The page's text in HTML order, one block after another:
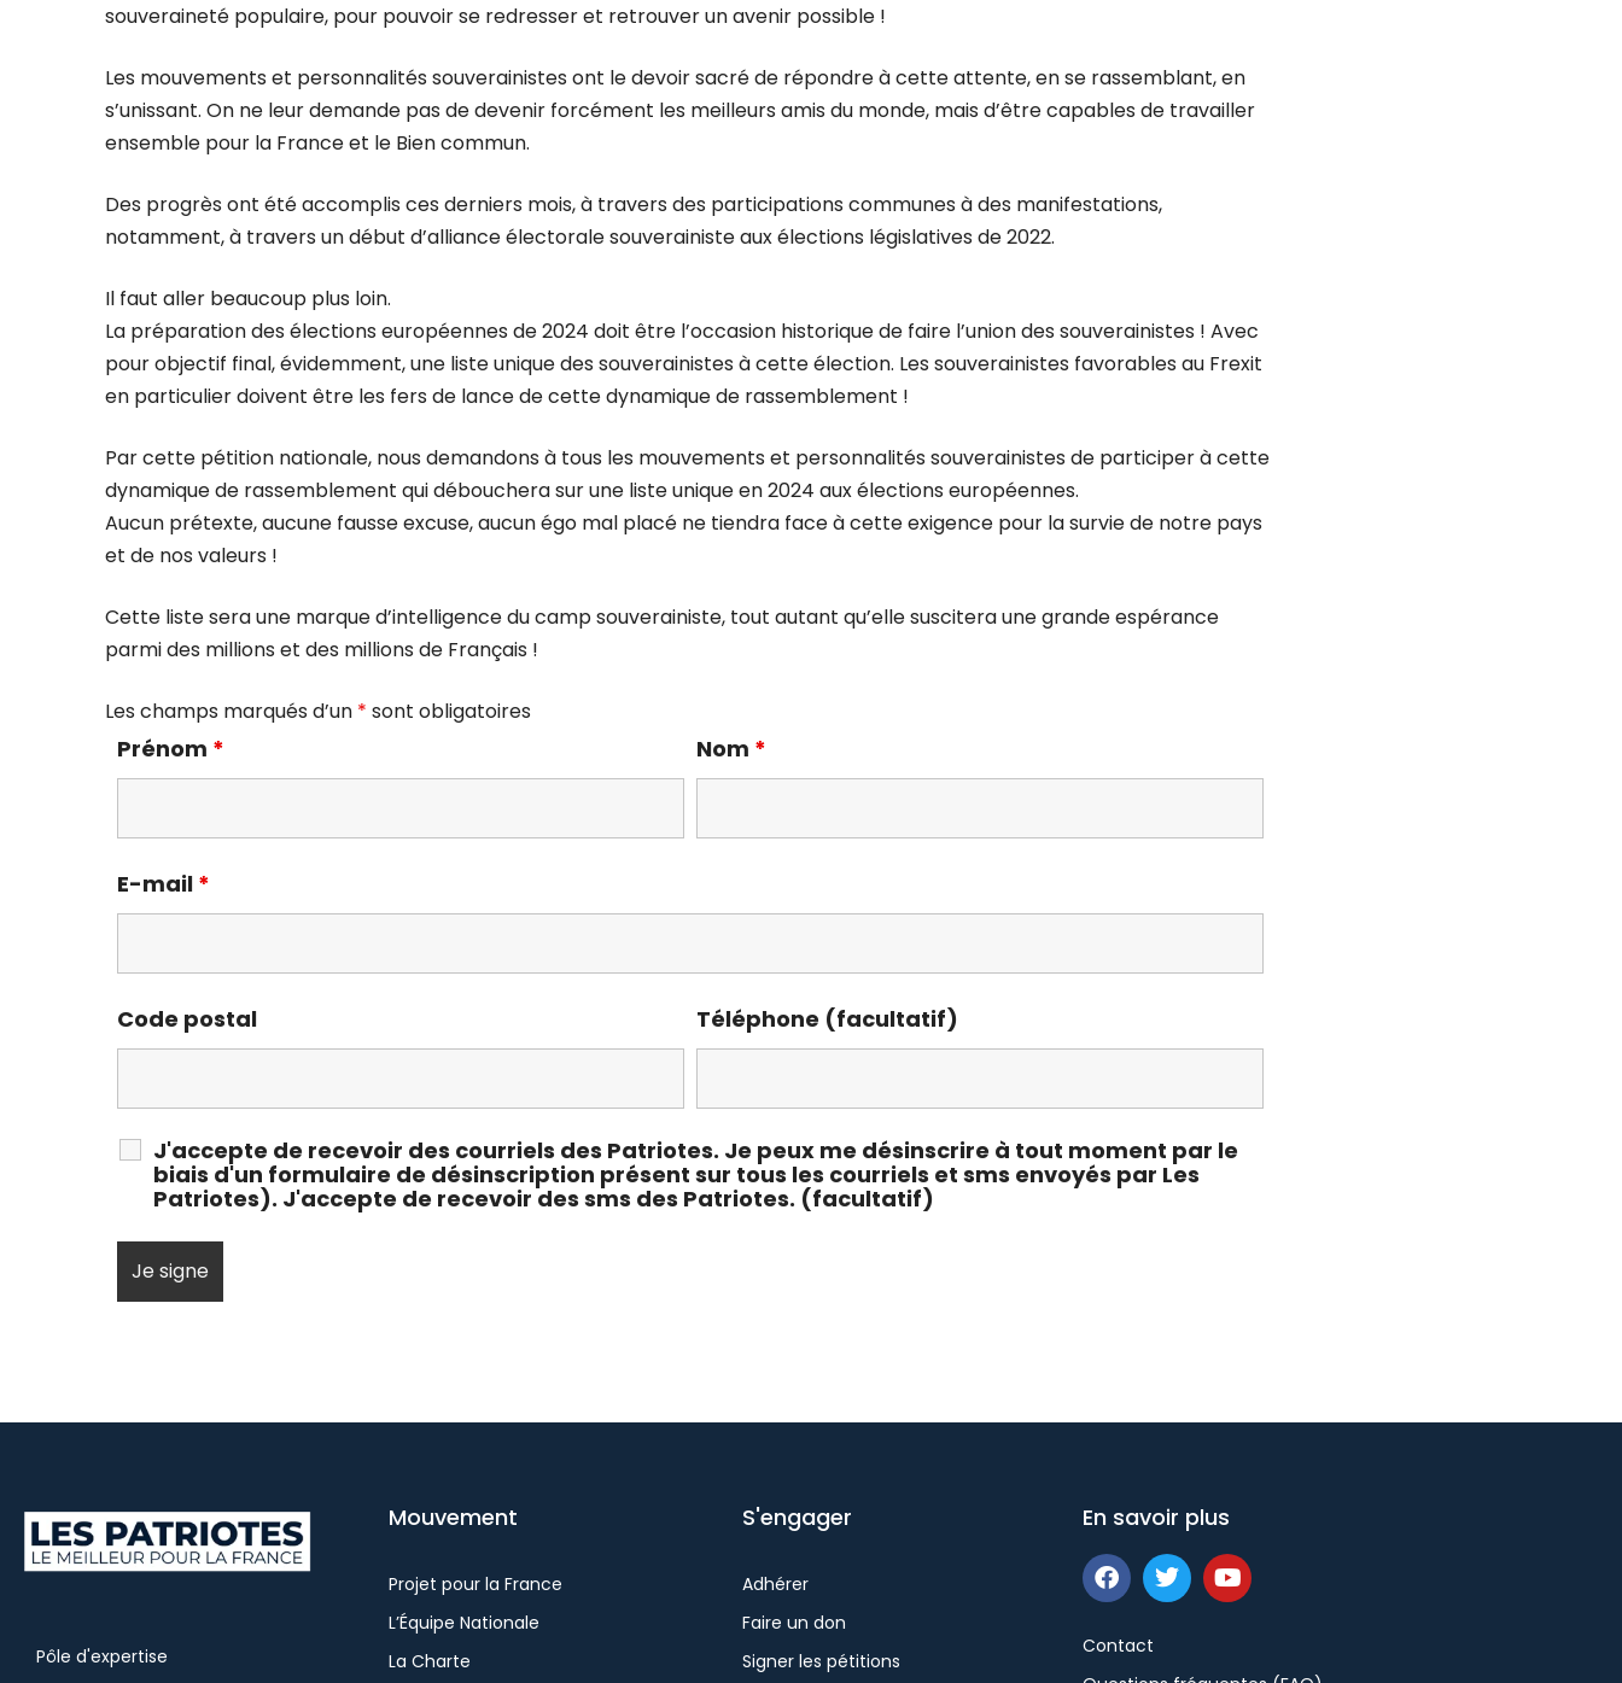
souveraineté populaire, pour pouvoir se redresser et retrouver un avenir possible !
Les mouvements et personnalités souverainistes ont le devoir sacré de répondre à cette attente, en se rassemblant, en
s’unissant. On ne leur demande pas de devenir forcément les meilleurs amis du monde, mais d’être capables de travailler
ensemble pour la France et le Bien commun.
Des progrès ont été accomplis ces derniers mois, à travers des participations communes à des manifestations,
notamment, à travers un début d’alliance électorale souverainiste aux élections législatives de 2022.
Il faut aller beaucoup plus loin.
La préparation des élections européennes de 2024 doit être l’occasion historique de faire l’union des souverainistes ! Avec
pour objectif final, évidemment, une liste unique des souverainistes à cette élection. Les souverainistes favorables au Frexit
en particulier doivent être les fers de lance de cette dynamique de rassemblement !
Par cette pétition nationale, nous demandons à tous les mouvements et personnalités souverainistes de participer à cette
dynamique de rassemblement qui débouchera sur une liste unique en 2024 aux élections européennes.
Aucun prétexte, aucune fausse excuse, aucun égo mal placé ne tiendra face à cette exigence pour la survie de notre pays
et de nos valeurs !
Cette liste sera une marque d’intelligence du camp souverainiste, tout autant qu’elle suscitera une grande espérance
parmi des millions et des millions de Français !
Les champs marqués d’un * sont obligatoires
Prénom * Nom *
E-mail *
Code postal Téléphone (facultatif)
J'accepte de recevoir des courriels des Patriotes. Je peux me désinscrire à tout moment par le
biais d'un formulaire de désinscription présent sur tous les courriels et sms envoyés par Les
Patriotes). J'accepte de recevoir des sms des Patriotes. (facultatif)
Pôle d'expertise
Mouvement
Projet pour la France
L’Équipe Nationale
La Charte
S'engager
Adhérer
Faire un don
Signer les pétitions
En savoir plus
Contact